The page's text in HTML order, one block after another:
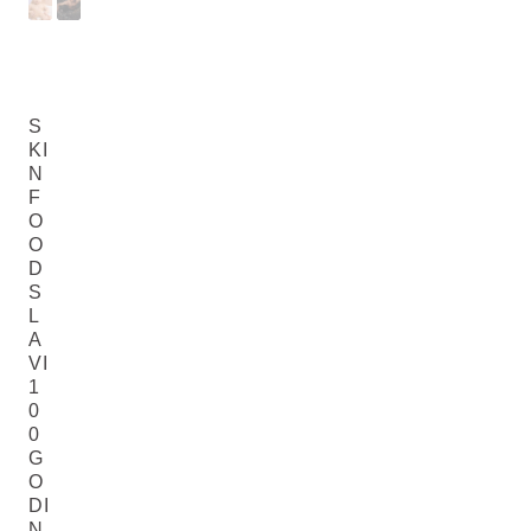
S
KI
N
F
O
O
D
S
L
A
VI
1
0
0
G
O
DI